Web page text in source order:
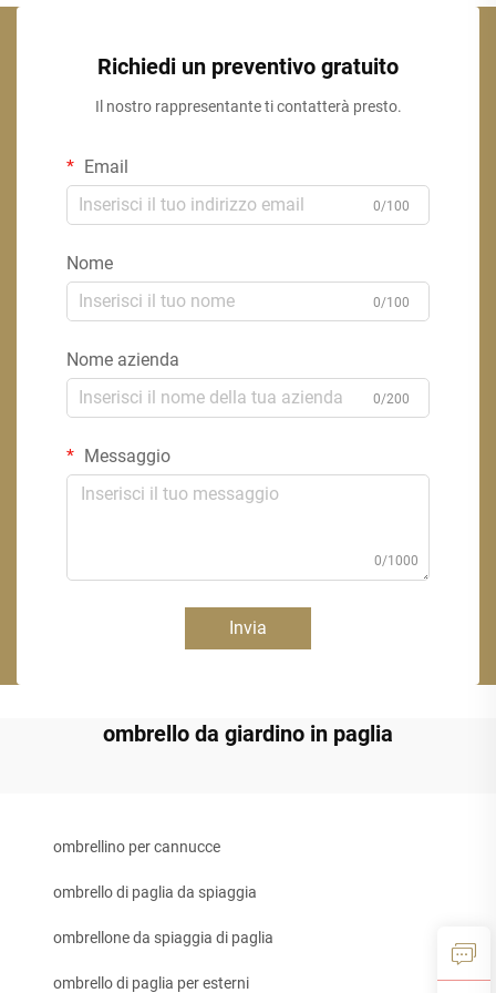
Richiedi un preventivo gratuito
Il nostro rappresentante ti contatterà presto.
Email
0/100
Nome
0/100
Nome azienda
0/200
Messaggio
0/1000
Invia
ombrello da giardino in paglia
ombrellino per cannucce
ombrello di paglia da spiaggia
ombrellone da spiaggia di paglia
ombrello di paglia per esterni